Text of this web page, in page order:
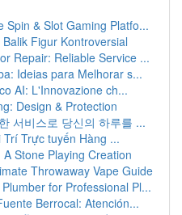
Spin & Slot Gaming Platfo...
Figur Kontroversial
Repair: Reliable Service ...
Ideias para Melhorar s...
AI: L'Innovazione ch...
Design & Protection
서비스로 당신의 하루를 ...
Trực tuyến Hàng ...
Stone Playing Creation
Throwaway Vape Guide
for Professional Pl...
Berrocal: Atención...